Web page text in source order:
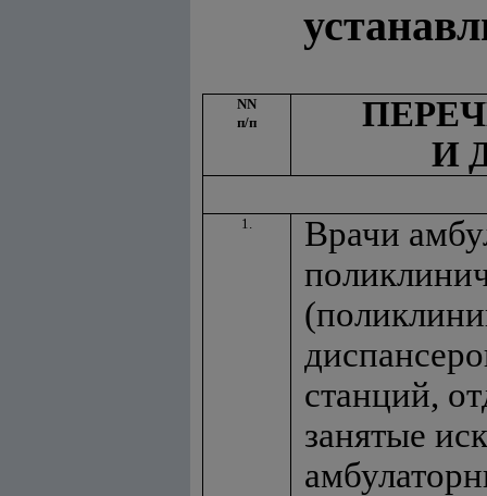
NN
п/п
И
1.
Врачи
станций,
занятые